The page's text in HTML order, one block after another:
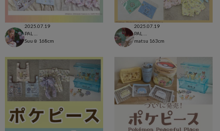
2025.07.19
Suu☺︎ 168cm
2025.07.19
matsu 163cm